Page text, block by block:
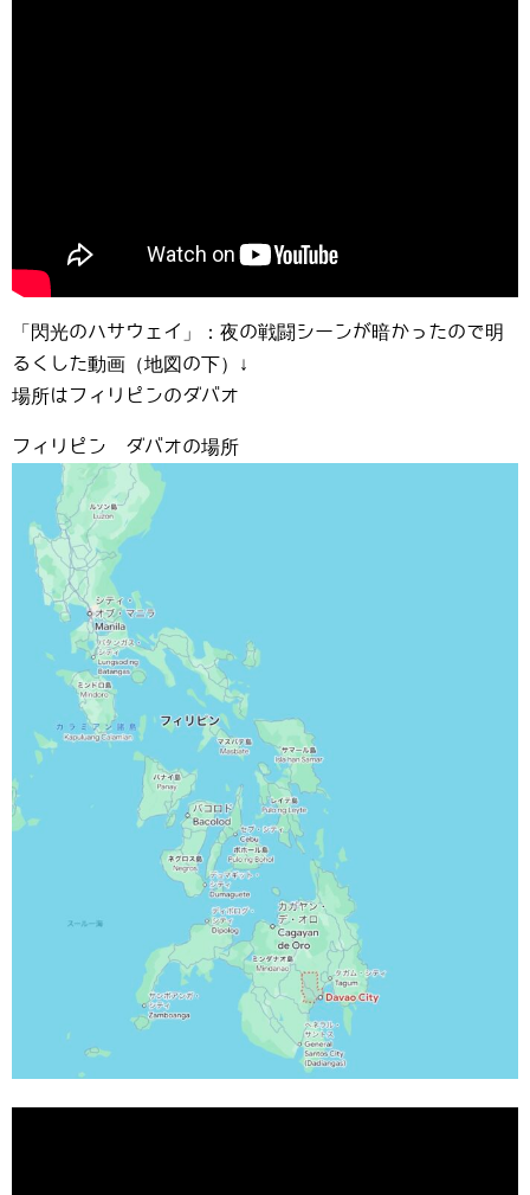
「閃光のハサウェイ」：夜の戦闘シーンが暗かったので明
るくした動画（地図の下）↓
場所はフィリピンのダバオ
フィリピン ダバオの場所